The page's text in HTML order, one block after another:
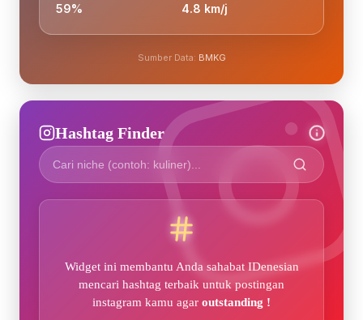
59% 4.8 km/j
Sumber Data: BMKG
Hashtag Finder
Widget ini membantu Anda sahabat IDenesian
mencari hashtag terbaik untuk postingan
instagram kamu agar outstanding !